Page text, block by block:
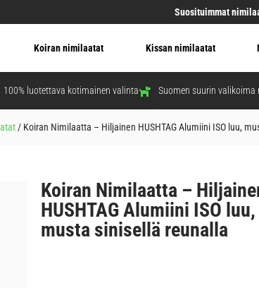
Suosituimmat
Koiran nimilaatat Kissan nimilaatat
100% luotettava kotimainen valinta Suomen suurin
/ Koiran Nimilaatta – Hiljainen HUSHTAG Alumiini ISO luu,
Koiran Nimilaatta –
HUSHTAG Alumiini ISO luu,
musta sinisellä reunalla